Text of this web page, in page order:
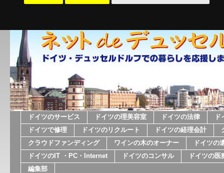
ドイツのサービス ドイツの理美容室 ドイツの法律
ドイツで修理
ドイツのリクルート ドイツの経理会計
クラウドファンディング
ワインの木のオーナー
ドイツの
ドイツのIT ・PC・Internet
ドイツのコンサル
ドイツの医
編集部